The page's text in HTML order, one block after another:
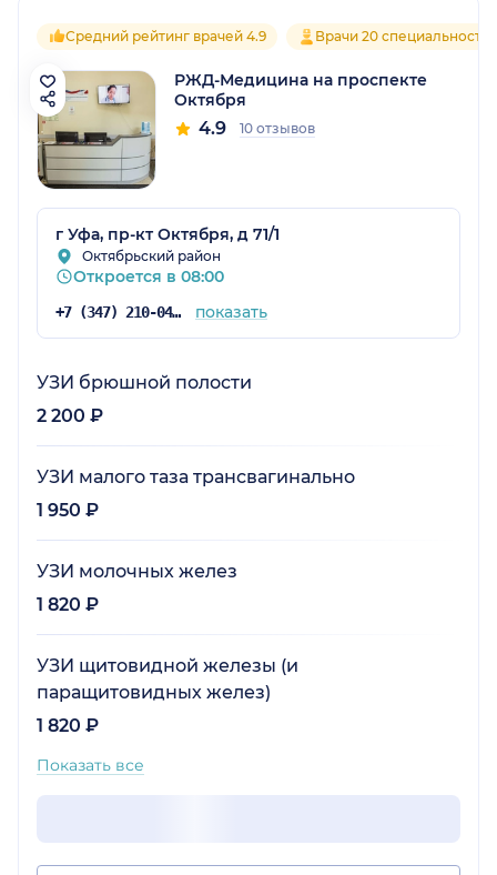
Средний рейтинг врачей 4.9 Врачи 20
РЖД-Медицина на проспекте
Октября
4.9 10 отзывов
г Уфа, пр-кт Октября, д 71/1
Октябрьский район
Откроется в 08:00
+7 (347) 210-04-96 показать
УЗИ брюшной полости
2 200 ₽
УЗИ малого таза трансвагинально
1 950 ₽
УЗИ молочных желез
1 820 ₽
УЗИ щитовидной железы (и
паращитовидных желез)
1 820 ₽
Показать все